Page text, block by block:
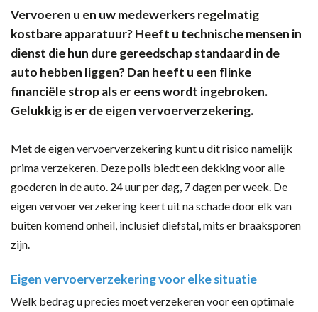
Vervoeren u en uw medewerkers regelmatig
kostbare apparatuur? Heeft u technische mensen in
dienst die hun dure gereedschap standaard in de
auto hebben liggen? Dan heeft u een flinke
financiële strop als er eens wordt ingebroken.
Gelukkig is er de eigen vervoerverzekering.
Met de eigen vervoerverzekering kunt u dit risico namelijk
prima verzekeren. Deze polis biedt een dekking voor alle
goederen in de auto. 24 uur per dag, 7 dagen per week. De
eigen vervoer verzekering keert uit na schade door elk van
buiten komend onheil, inclusief diefstal, mits er braaksporen
zijn.
Eigen vervoerverzekering voor elke situatie
Welk bedrag u precies moet verzekeren voor een optimale